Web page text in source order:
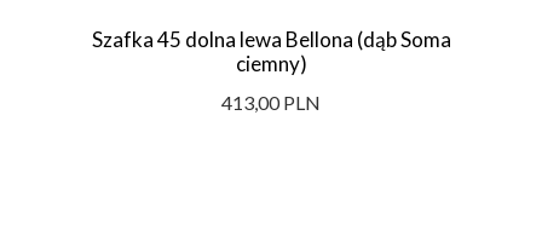
Szafka 45 dolna lewa Bellona (dąb Soma
ciemny)
413,00 PLN